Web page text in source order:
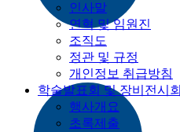
인사말
연혁 및 임원진
조직도
정관 및 규정
개인정보 취급방침
학술발표회 및 장비전시회
행사개요
초록제출